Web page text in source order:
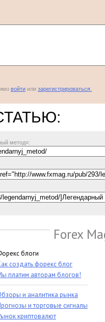
войти или зарегистрироваться.
метод»:
Forex
блоги
создать форекс блог
платим авторам блогов!
и аналитика рынка
и торговые сигналы
криптовалют